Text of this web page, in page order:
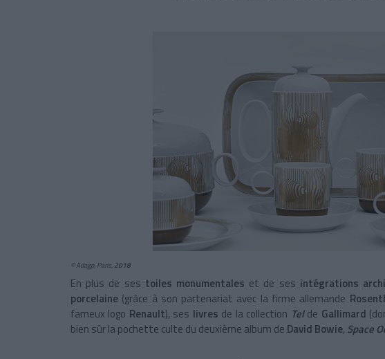
© Adagp, Paris, 2018
En plus de ses toiles monumentales et de ses intégrations
porcelaine (grâce à son partenariat avec la firme allemande
fameux logo Renault), ses livres de la collection Telde Gallimard
bien sûr la pochette culte du deuxième album de David Bowie, Space